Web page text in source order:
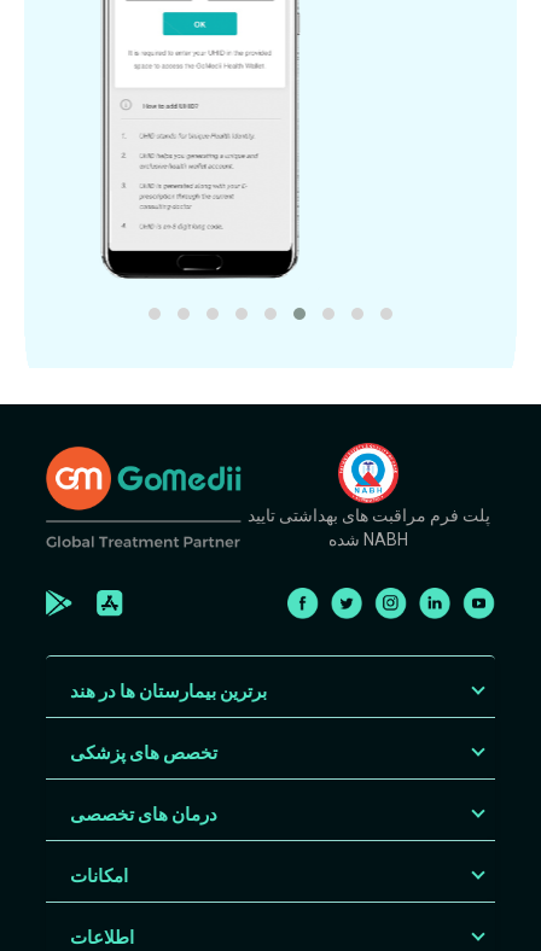
پلت فرم مراقبت های بهداشتی تایید
شده NABH
برترین بیمارستان ها در هند
تخصص های پزشکی
درمان های تخصصی
امکانات
اطلاعات